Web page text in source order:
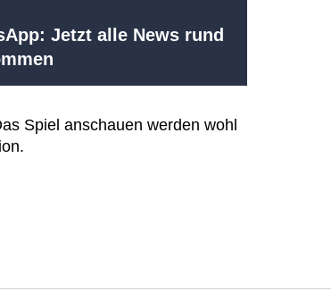
Jetzt alle News rund
Spiel anschauen werden wohl